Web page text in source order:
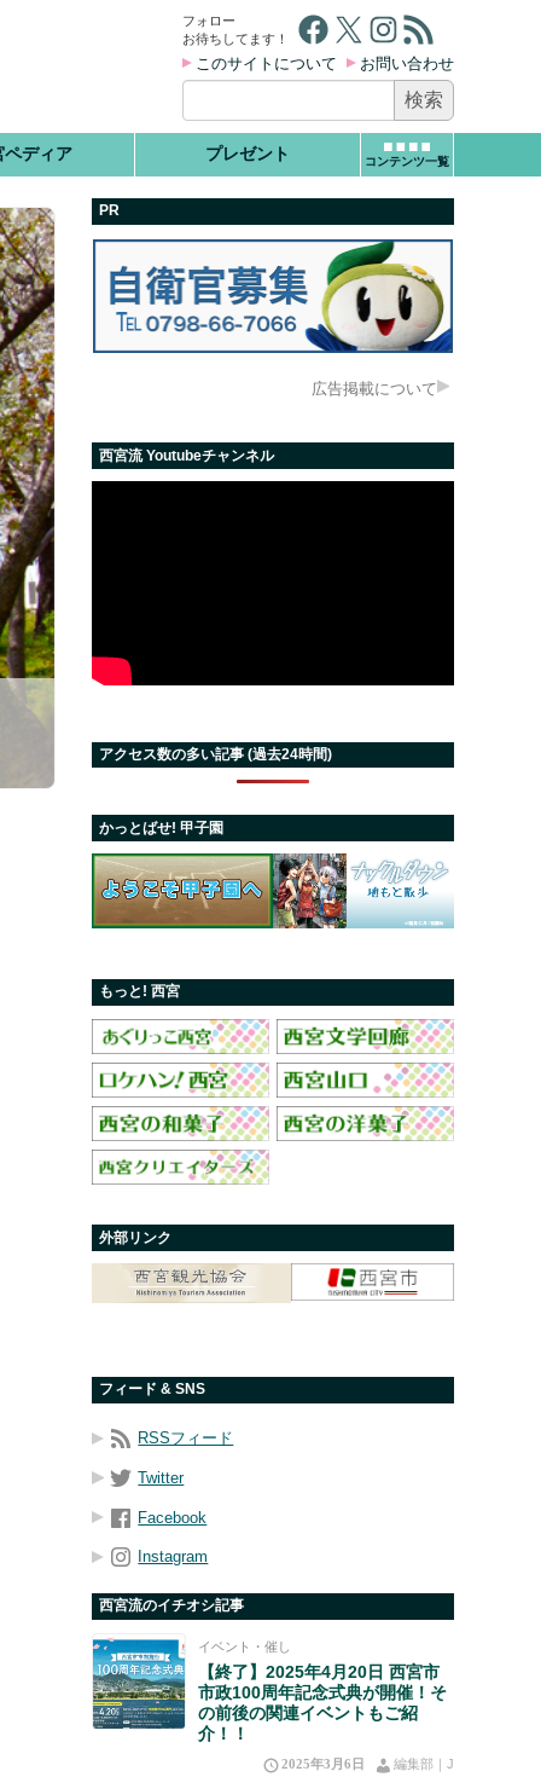
ペディア プレゼント コンテンツ一覧
フォロー
お待ちしてます！
Facebook X Instagram RSS フィード
このサイトについて お問い合わせ
索:
PR
広告掲載について
西宮流 Youtubeチャンネル
アクセス数の多い記事 (過去24時間)
かっとばせ! 甲子園
もっと! 西宮
外部リンク
フィード & SNS
RSSフィード
Twitter
Facebook
Instagram
西宮流のイチオシ記事
イベント・催し
【終了】2025年4月20日 西宮市
市政100周年記念式典が開催！そ
の前後の関連イベントもご紹
介！！
2025年3月6日 編集部｜J